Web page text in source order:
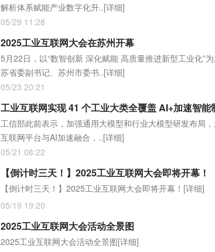
解析体系赋能产业数字化升..[详细]
05/29 11:28
2025工业互联网大会在苏州开幕
5月22日，以“数智创新 深化赋能 高质量推进新型工业化”
苏省委副书记、苏州市委书..[详细]
05/23 20:21
工业互联网实现 41 个工业大类全覆盖 AI+加速智能
工信部此前表示，加强通用大模型和行业大模型研发布局
互联网平台与AI加速融合，..[详细]
05/21 08:22
【倒计时三天！】2025工业互联网大会即将开幕！
【倒计时三天！】2025工业互联网大会即将开幕！ [详细]
05/19 19:20
2025工业互联网大会活动全景图
2025工业互联网大会活动全景图[详细]